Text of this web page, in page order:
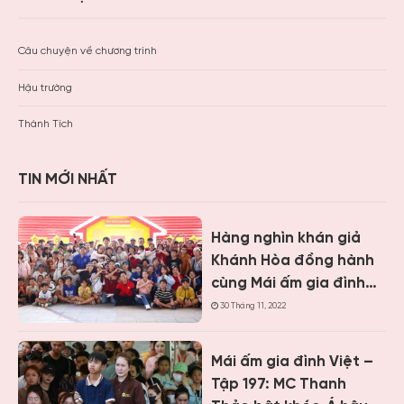
Câu chuyện về chương trình
Hậu trường
Thành Tích
TIN MỚI NHẤT
Hàng nghìn khán giả
Khánh Hòa đồng hành
cùng Mái ấm gia đình
Việt, trao hơn 9 tỷ
30 Tháng 11, 2022
Mái ấm gia đình Việt –
Tập 197: MC Thanh